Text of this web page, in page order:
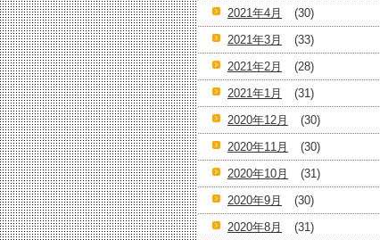
2021年4月
(30)
2021年3月
(33)
2021年2月
(28)
2021年1月
(31)
2020年12月
(30)
2020年11月
(30)
2020年10月
(31)
2020年9月
(30)
2020年8月
(31)